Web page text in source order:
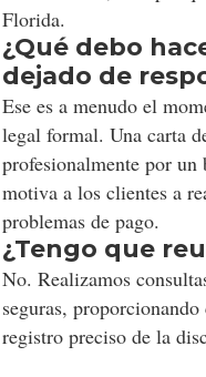
Florida.
¿Qué debo
dejado de
Ese es a menudo el
legal formal. Una carta
profesionalmente por un
motiva a los clientes a
problemas de pago.
¿Tengo que
No. Realizamos
seguras,
registro preciso de la